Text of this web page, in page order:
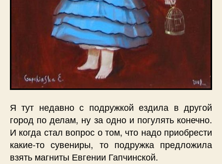
Я тут недавно с подружкой ездила в другой
город по делам, ну за одно и погулять конечно.
И когда стал вопрос о том, что надо приобрести
какие-то сувениры, то подружка предложила
взять магниты Евгении Гапчинской.